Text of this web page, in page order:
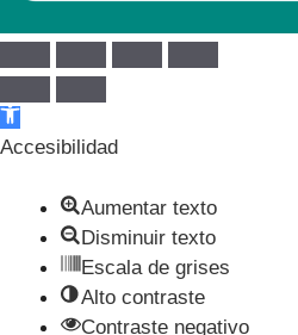
Abrir barra de herramientas
Accesibilidad
Aumentar texto
Disminuir texto
Escala de grises
Alto contraste
Contraste negativo